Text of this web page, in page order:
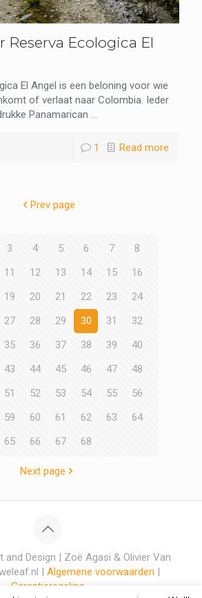
Reserva Ecologica El
El Angel is een beloning voor wie
of verlaat naar Colombia. Ieder
Panamarican ...
1 Read more
Prev page
3 4 5 6 7
8
11 12 13 14 15
16
19 20 21 22 23
24
27 28 29 30 31
32
35 36 37 38 39
40
43 44 45 46 47
48
51 52 53 54 55
56
59 60 61 62 63
64
65
66 67 68
Next page
and Design | Zoë Agasi & Olivier Van
| Algemene voorwaarden |
Garantieregeling